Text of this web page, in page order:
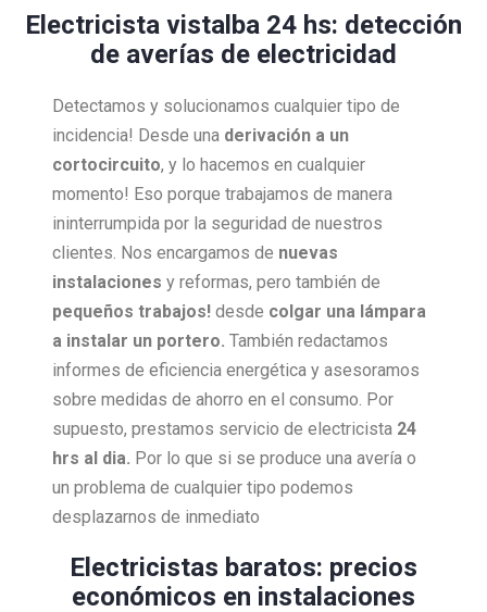
Electricista vistalba 24 hs: detección
de averías de electricidad
Detectamos y solucionamos cualquier tipo de
incidencia! Desde una derivación a un
cortocircuito, y lo hacemos en cualquier
momento! Eso porque trabajamos de manera
ininterrumpida por la seguridad de nuestros
clientes. Nos encargamos de nuevas
instalaciones y reformas, pero también de
pequeños trabajos! desde colgar una lámpara
a instalar un portero. También redactamos
informes de eficiencia energética y asesoramos
sobre medidas de ahorro en el consumo. Por
supuesto, prestamos servicio de electricista 24
hrs al dia. Por lo que si se produce una avería o
un problema de cualquier tipo podemos
desplazarnos de inmediato
Electricistas baratos: precios
económicos en instalaciones